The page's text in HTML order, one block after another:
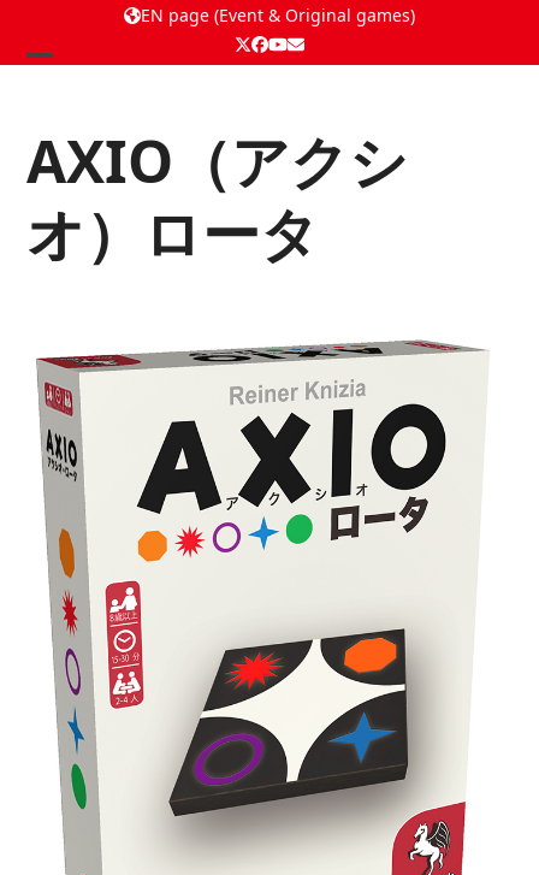
EN page (Event & Original games)
Twitter
Facebook
YouTube
Email
menu
menu
AXIO（アクシ
オ）ロータ